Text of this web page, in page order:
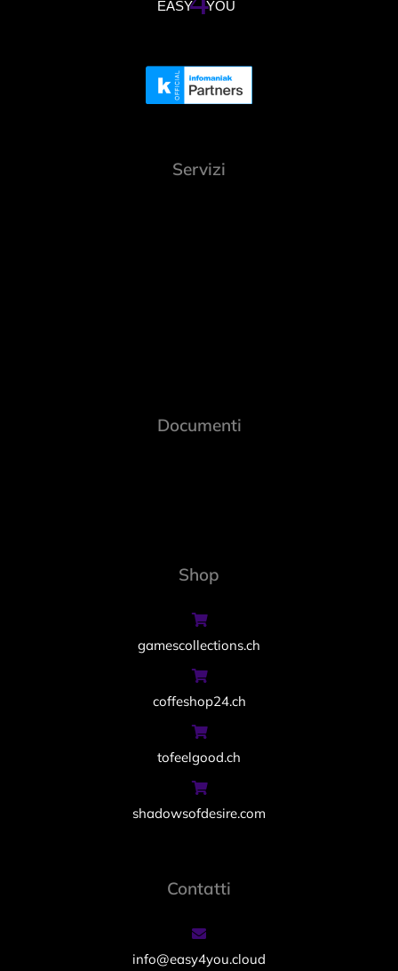
Servizi
Documenti
Shop
gamescollections.ch
coffeshop24.ch
tofeelgood.ch
shadowsofdesire.com
Contatti
info@easy4you.cloud